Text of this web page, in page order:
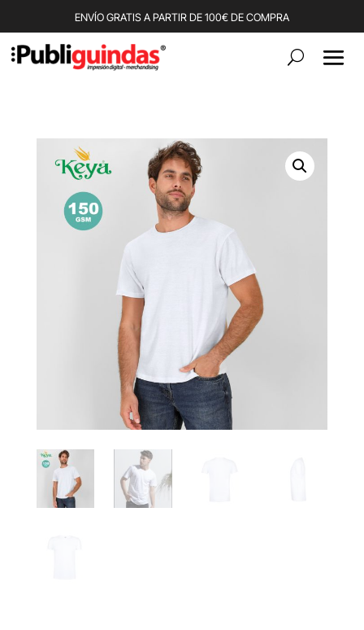
ENVÍO GRATIS A PARTIR DE 100€ DE COMPRA